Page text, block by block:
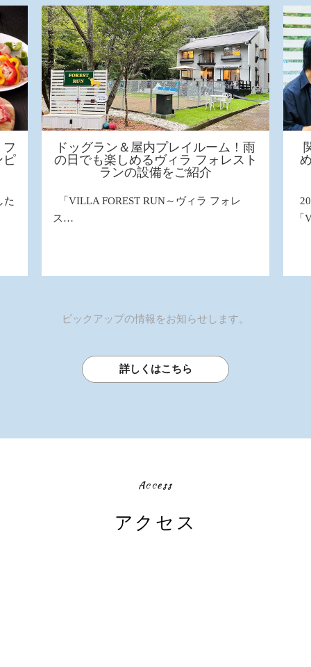
ピ
た
ドッグラン＆屋内プレイルーム！雨
の日でも楽しめるヴィラ フォレスト
ランの設備をご紹介
「VILLA FOREST RUN～ヴィラ フォレ
ス…
ピックアップの情報をお知らせします。
詳しくはこちら
Access
アクセス